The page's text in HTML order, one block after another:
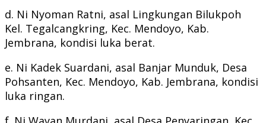
d. Ni Nyoman Ratni, asal Lingkungan Bilukpoh
Kel. Tegalcangkring, Kec. Mendoyo, Kab.
Jembrana, kondisi luka berat.
e. Ni Kadek Suardani, asal Banjar Munduk, Desa
Pohsanten, Kec. Mendoyo, Kab. Jembrana, kondisi
luka ringan.